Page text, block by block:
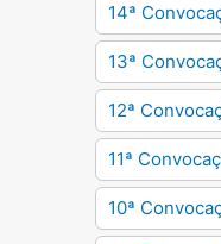
14ª
13ª
12ª
11ª
10ª